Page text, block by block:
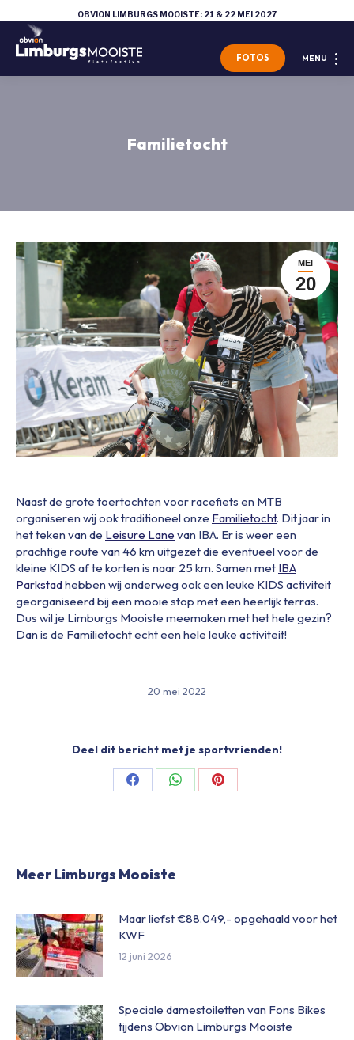
OBVION LIMBURGS MOOISTE: 21 & 22 MEI 2027
MENU
FOTOS
Familietocht
MEI
20
Naast de grote toertochten voor racefiets en MTB
organiseren wij ook traditioneel onze Familietocht. Dit jaar in
het teken van de Leisure Lane van IBA. Er is weer een
prachtige route van 46 km uitgezet die eventueel voor de
kleine KIDS af te korten is naar 25 km. Samen met IBA
Parkstadhebben wij onderweg ook een leuke KIDS activiteit
georganiseerd bij een mooie stop met een heerlijk terras.
Dus wil je Limburgs Mooiste meemaken met het hele gezin?
Dan is de Familietocht echt een hele leuke activiteit!
20 mei 2022
Deel dit bericht met je sportvrienden!
Share
Share
Share
Meer Limburgs Mooiste
Maar liefst €88.049,- opgehaald voor het
KWF
12 juni 2026
Speciale damestoiletten van Fons Bikes
tijdens Obvion Limburgs Mooiste